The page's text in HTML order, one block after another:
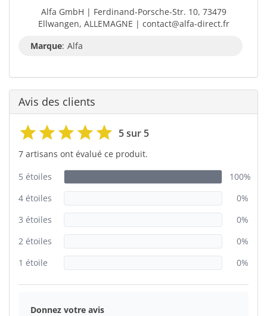
Alfa GmbH | Ferdinand-Porsche-Str. 10, 73479
Ellwangen, ALLEMAGNE | contact@alfa-direct.fr
Marque: Alfa
Avis des clients
5 sur 5
7 artisans ont évalué ce produit.
5 étoiles
100%
4 étoiles
0%
3 étoiles
0%
2 étoiles
0%
1 étoile
0%
Donnez votre avis